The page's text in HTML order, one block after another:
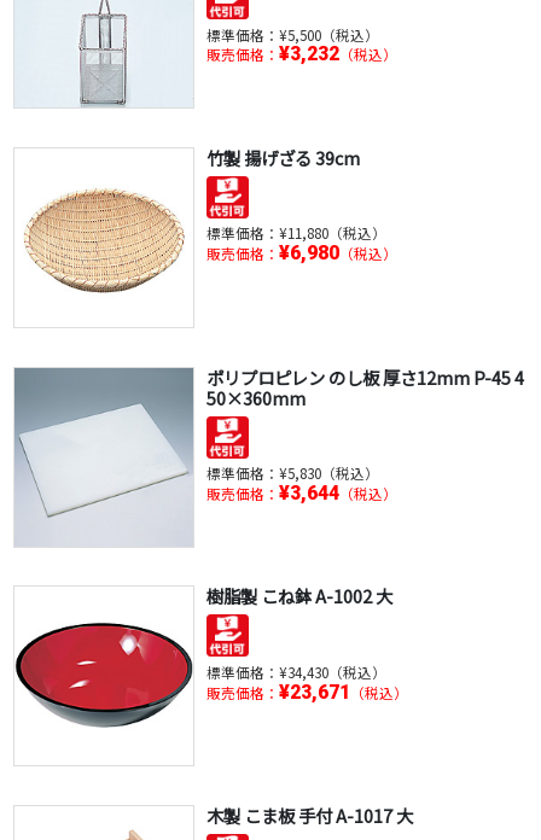
標準価格： ¥5,500（税込）
販売価格： ¥3,232（税込）
竹製 揚げざる 39cm
標準価格： ¥11,880（税込）
販売価格： ¥6,980（税込）
ポリプロピレン のし板 厚さ12mm P-45 4
50×360mm
標準価格： ¥5,830（税込）
販売価格： ¥3,644（税込）
樹脂製 こね鉢 A-1002 大
標準価格： ¥34,430（税込）
販売価格： ¥23,671 （税込）
木製 こま板 手付 A-1017 大